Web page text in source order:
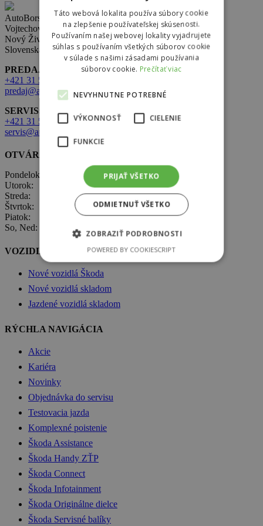
AutoBors s.r.o.
Vojtechovce 321,
Nový Život 930 38
Slovenská republika
PREDAJ:
+421 31 569 2 502
predaj@autobors.sk
SERVIS:
+421 31 569 1 080
servis@autobors.sk
OTVÁRACIE HODINY
Pondelok: 8:00 – 17:00
Utorok: 8:00 – 17:00
Streda: 8:00 – 17:00
Štvrtok: 8:00 – 17:00
Piatok: 8:00 – 17:00
So, Ned: nepracujeme
VOZIDLÁ ŠKODA
Nové vozidlá Škoda
Nové vozidlá skladom
Jazdené vozidlá skladom
RÝCHLA NAVIGÁCIA
Akcie
Kariéra
Novinky
Objednávka do servisu
Testovacia jazda
Komplexné poistenie
Škoda Assistance
Škoda Handy ZŤP
Škoda Connect
Škoda Infotainment
Škoda Originálne dielce
Škoda Servisné balíky
Táto webová lokalita používa súbory cookie
na zlepšenie používateľskej skúsenosti.
Používaním našej webovej lokality vyjadrujete
súhlas s používaním všetkých súborov cookie
v súlade s našimi zásadami používania
súborov cookie. Prečítať viac
NEVYHNUTNE POTREBNÉ
VÝKONNOSŤ CIELENIE
FUNKCIE
PRIJAŤ VŠETKO
ODMIETNUŤ VŠETKO
ZOBRAZIŤ PODROBNOSTI
POWERED BY COOKIESCRIPT